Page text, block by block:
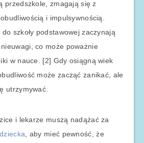
przedszkole, zmagają się z
i impulsywnością.
szkoły podstawowej zaczynają
co może poważnie
w nauce. [2] Gdy osiągną wiek
może zacząć zanikać, ale
utrzymywać.
i lekarze muszą nadążać za
, aby mieć pewność, że